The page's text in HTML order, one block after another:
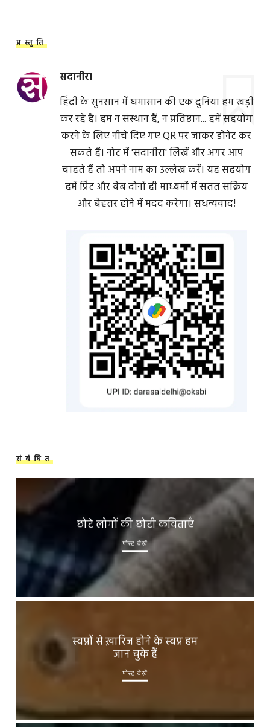
प्रस्तुति
सदानीरा
हिंदी के सुनसान में घमासान की एक दुनिया हम खड़ी
कर रहे हैं। हम न संस्थान हैं, न प्रतिष्ठान... हमें सहयोग
करने के लिए नीचे दिए गए QR पर जाकर डोनेट कर
सकते हैं। नोट में 'सदानीरा' लिखें और अगर आप
चाहते हैं तो अपने नाम का उल्लेख करें। यह सहयोग
हमें प्रिंट और वेब दोनों ही माध्यमों में सतत सक्रिय
और बेहतर होने में मदद करेगा। सधन्यवाद!
संबंधित
छोटे लोगों की छोटी कविताएँ
पोस्ट देखें
स्वप्नों से ख़ारिज होने के स्वप्न हम
जान चुके हैं
पोस्ट देखें